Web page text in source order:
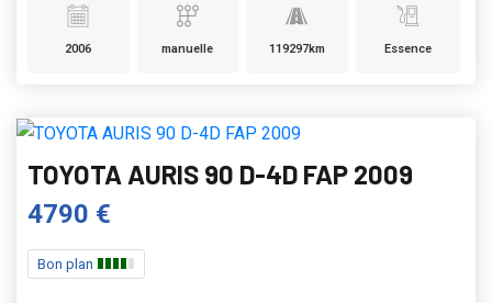
2006 manuelle 119297km Essence
TOYOTA AURIS 90 D-4D FAP 2009
4790 €
Bon plan